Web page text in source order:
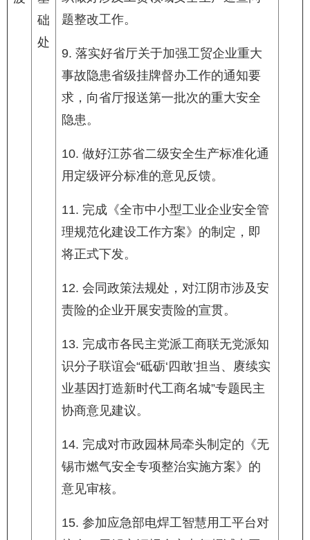
础
处
题整改工作。
9. 落实好省厅关于加强工贸企业重大
事故隐患省级挂牌督办工作的通知要
求，向省厅报送第一批次的重大安全
隐患。
10. 做好江苏省二级安全生产标准化通
用定级评分标准的意见反馈。
11. 完成《全市中小型工业企业安全管
理规范化建设工作方案》的制定，即
将正式下发。
12. 会同政策法规处，对江阴市涉及安
责险的企业开展安责险的宣贯。
13. 完成市各民主党派工商联无党派知
识分子联谊会“砥砺‘四敢’担当、赓续实
业基因打造新时代工商名城”专题民主
协商意见建议。
14. 完成对市政园林局牵头制定的《无
锡市燃气安全专项整治实施方案》的
意见审核。
15. 参加应急部电焊工智慧用工平台对